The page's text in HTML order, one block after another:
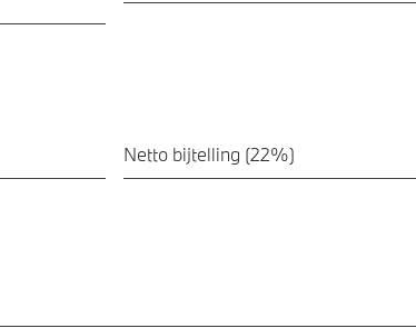
Netto bijtelling (22%)